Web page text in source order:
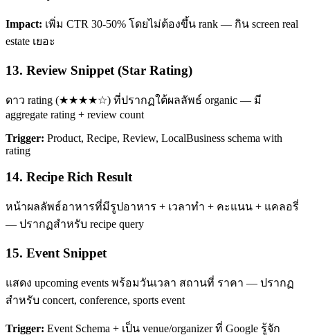
Impact: เพิ่ม CTR 30-50% โดยไม่ต้องขึ้น rank — กิน screen real
estate เยอะ
13. Review Snippet (Star Rating)
ดาว rating (★★★★☆) ที่ปรากฏใต้ผลลัพธ์ organic — มี
aggregate rating + review count
Trigger: Product, Recipe, Review, LocalBusiness schema with
rating
14. Recipe Rich Result
หน้าผลลัพธ์อาหารที่มีรูปอาหาร + เวลาทำ + คะแนน + แคลอรี่
— ปรากฏสำหรับ recipe query
15. Event Snippet
แสดง upcoming events พร้อมวันเวลา สถานที่ ราคา — ปรากฏ
สำหรับ concert, conference, sports event
Trigger: Event Schema + เป็น venue/organizer ที่ Google รู้จัก